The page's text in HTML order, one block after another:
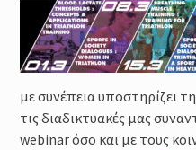
με συνέπεια υποστηρίζει
τις διαδικτυακές μας
webinar όσο και με τους